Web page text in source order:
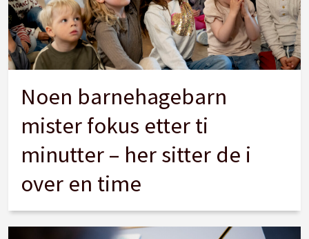
Noen barnehagebarn
mister fokus etter ti
minutter – her sitter de i
over en time